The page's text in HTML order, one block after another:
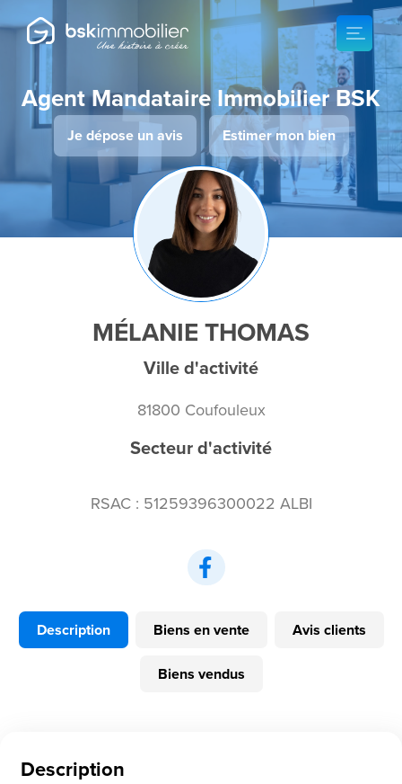
Agent Mandataire Immobilier BSK
Je dépose un avis Estimer mon bien
MÉLANIE THOMAS
Ville d'activité
81800 Coufouleux
Secteur d'activité
RSAC : 51259396300022 ALBI
Description Biens en vente Avis clients
Biens vendus
Description